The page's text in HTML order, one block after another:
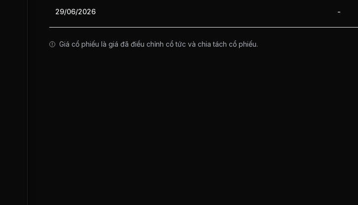
29/06/2026 -
Giá cổ phiếu là giá đã điều chỉnh cổ tức và chia tách cổ phiếu.